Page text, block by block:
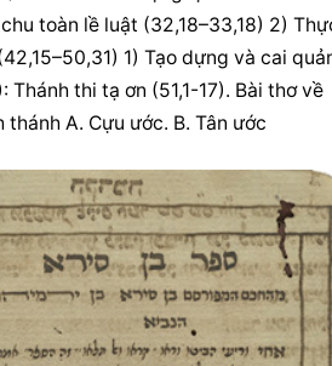
toàn lề luật (32,18–33,18) 2)
1) Tạo dựng và cai
thi tạ ơn (51,1-17). Bài thơ về
A. Cựu ước. B. Tân ước